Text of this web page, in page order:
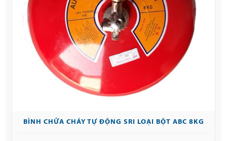
BÌNH CHỮA CHÁY TỰ ĐỘNG SRI LOẠI BỘT ABC 8KG